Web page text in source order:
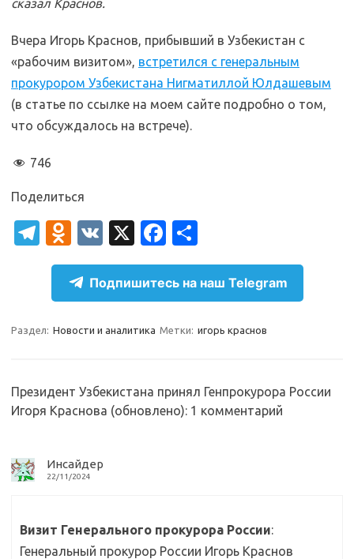
сказал Краснов.
Вчера Игорь Краснов, прибывший в Узбекистан с
«рабочим визитом», встретился с генеральным
прокурором Узбекистана Нигматиллой Юлдашевым
(в статье по ссылке на моем сайте подробно о том,
что обсуждалось на встрече).
746
Поделиться
T
el
gr
a
O
d
n
o
kl
sn
ik
V
K
X
Fa
c
e
b
o
k
т
п
р
а
и
т
Подпишитесь на наш Telegram
Раздел: Новости и аналитика Метки: игорь краснов
Президент Узбекистана принял Генпрокурора России
Игоря Краснова (обновлено): 1 комментарий
Инсайдер
22/11/2024
Визит Генерального прокурора России:
Генеральный прокурор России Игорь Краснов